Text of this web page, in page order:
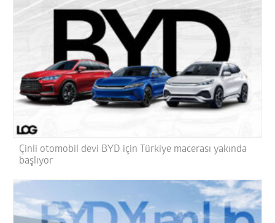
Çinli otomobil devi BYD için Türkiye macerası yakında
başlıyor